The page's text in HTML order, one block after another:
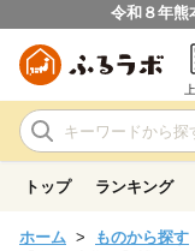
令和８年熊
トップ ランキング
ホーム ものから探す